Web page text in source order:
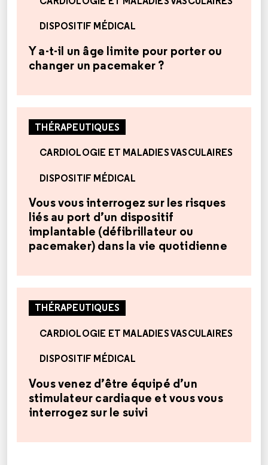
DISPOSITIF MÉDICAL
Y a-t-il un âge limite pour porter ou
changer un pacemaker ?
THÉRAPEUTIQUES
CARDIOLOGIE ET MALADIES VASCULAIRES
DISPOSITIF MÉDICAL
Vous vous interrogez sur les risques
liés au port d’un dispositif
implantable (défibrillateur ou
pacemaker) dans la vie quotidienne
THÉRAPEUTIQUES
CARDIOLOGIE ET MALADIES VASCULAIRES
DISPOSITIF MÉDICAL
Vous venez d’être équipé d’un
stimulateur cardiaque et vous vous
interrogez sur le suivi